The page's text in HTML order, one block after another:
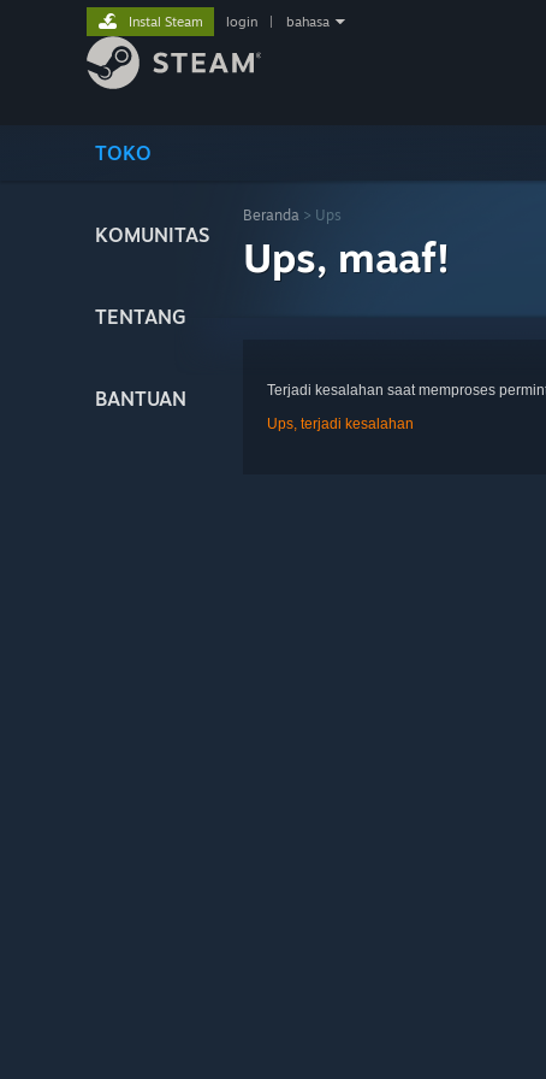
TOKO
KOMUNITAS
TENTANG
BANTUAN
Instal Steam login bahasa
Beranda > Ups
Ups, maaf!
Terjadi kesalahan saat memproses
Ups, terjadi kesalahan